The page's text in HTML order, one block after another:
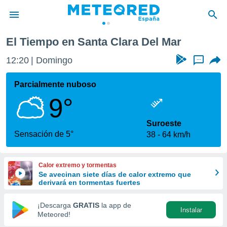
de
por
se
calidad.
a este
las
y
forma
digital
basada
El Tiempo en Santa Clara Del Mar
12:20 Domingo ...
Parcialmente nuboso
9°
Sensación de 5°
Suroeste
38
64 km/h
Calor extremo y tormentas
Se avecinan siete días de calor extremo que
derivará en tormentas fuertes
¡Descarga GRATIS la app de
Meteored!
Instalar